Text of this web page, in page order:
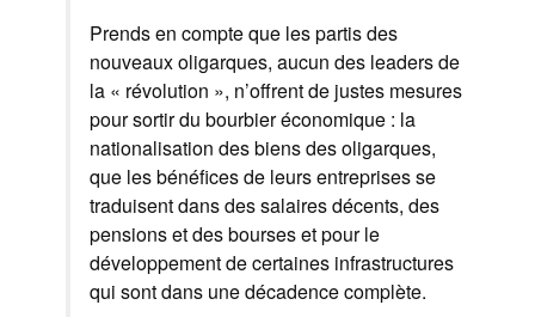
Prends en compte que les partis des
nouveaux oligarques, aucun des leaders de
la « révolution », n’offrent de justes mesures
pour sortir du bourbier économique : la
nationalisation des biens des oligarques,
que les bénéfices de leurs entreprises se
traduisent dans des salaires décents, des
pensions et des bourses et pour le
développement de certaines infrastructures
qui sont dans une décadence complète.